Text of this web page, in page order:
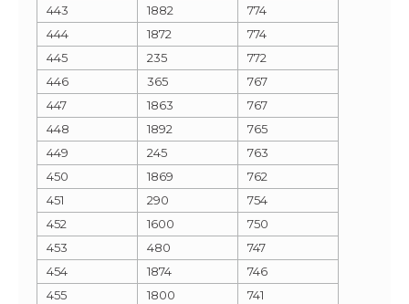
443
1882
774
444
1872
774
445
235
772
446
365
767
447
1863
767
448
1892
765
449
245
763
450
1869
762
451
290
754
452
1600
750
453
480
747
454
1874
746
455
1800
741